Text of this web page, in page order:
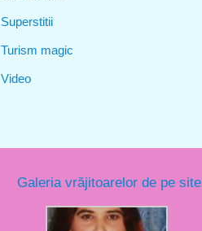
Superstitii
Turism magic
Video
Galeria vrăjitoarelor de pe site